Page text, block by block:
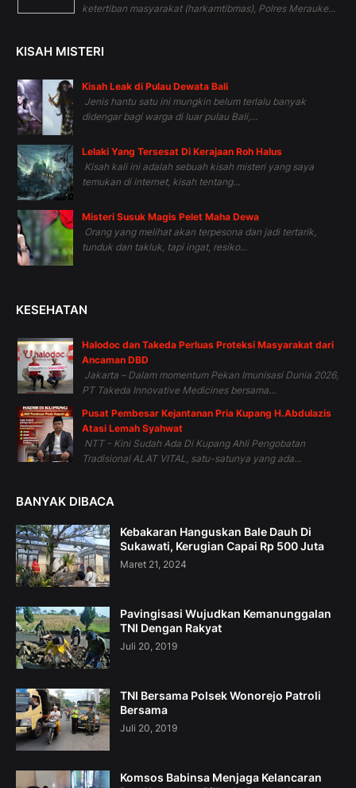
ketertiban masyarakat (harkamtibmas), Polres Merauke...
KISAH MISTERI
Kisah Leak di Pulau Dewata Bali
Jenis hantu satu ini mungkin belum terlalu banyak
didengar bagi warga di luar pulau Bali,...
Lelaki Yang Tersesat Di Kerajaan Roh Halus
Kisah kali ini adalah sebuah kisah misteri yang saya
temukan di internet, kisah tentang...
Misteri Susuk Magis Pelet Maha Dewa
Orang yang melihat akan terpesona dan jadi tertarik,
tunduk dan takluk, tapi ingat, resiko...
KESEHATAN
Halodoc dan Takeda Perluas Proteksi Masyarakat dari
Ancaman DBD
Jakarta – Dalam momentum Pekan Imunisasi Dunia 2026,
PT Takeda Innovative Medicines bersama...
Pusat Pembesar Kejantanan Pria Kupang H.Abdulazis
Atasi Lemah Syahwat
NTT - Kini Sudah Ada Di Kupang Ahli Pengobatan
Tradisional ALAT VITAL, satu-satunya yang ada...
BANYAK DIBACA
Kebakaran Hanguskan Bale Dauh Di
Sukawati, Kerugian Capai Rp 500 Juta
Maret 21, 2024
Pavingisasi Wujudkan Kemanunggalan
TNI Dengan Rakyat
Juli 20, 2019
TNI Bersama Polsek Wonorejo Patroli
Bersama
Juli 20, 2019
Komsos Babinsa Menjaga Kelancaran